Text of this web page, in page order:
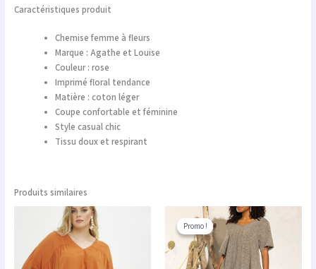
Caractéristiques produit
Chemise femme à fleurs
Marque : Agathe et Louise
Couleur : rose
Imprimé floral tendance
Matière : coton léger
Coupe confortable et féminine
Style casual chic
Tissu doux et respirant
Produits similaires
Promo !
Promo !
Le
prix
initial
était :
278.00 €.
Le
prix
actuel
est :
222.40 €.